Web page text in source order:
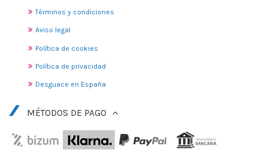
Términos y condiciones
Aviso legal
Política de cookies
Política de privacidad
Desguace en España
MÉTODOS DE PAGO